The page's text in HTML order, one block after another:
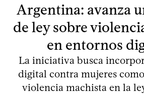
Argentina: avanza
de ley sobre
en entornos
La iniciativa busca
digital contra mujeres
violencia machista en la